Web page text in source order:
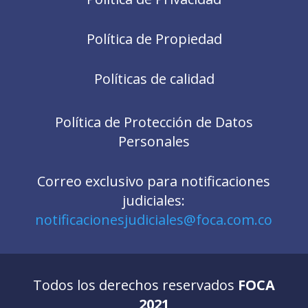
Política de Propiedad
Políticas de calidad
Política de Protección de Datos
Personales
Correo exclusivo para notificaciones
judiciales:
notificacionesjudiciales@foca.com.co
Todos los derechos reservados FOCA
2021